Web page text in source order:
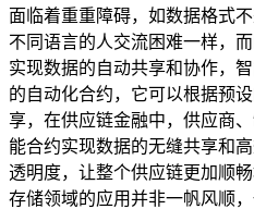
面临着重重障碍，如数据格式
不同语言的人交流困难一样，
实现数据的自动共享和协作，
的自动化合约，它可以根据预
享，在供应链金融中，供应商
能合约实现数据的无缝共享和
透明度，让整个供应链更加顺
存储领域的应用并非一帆风顺